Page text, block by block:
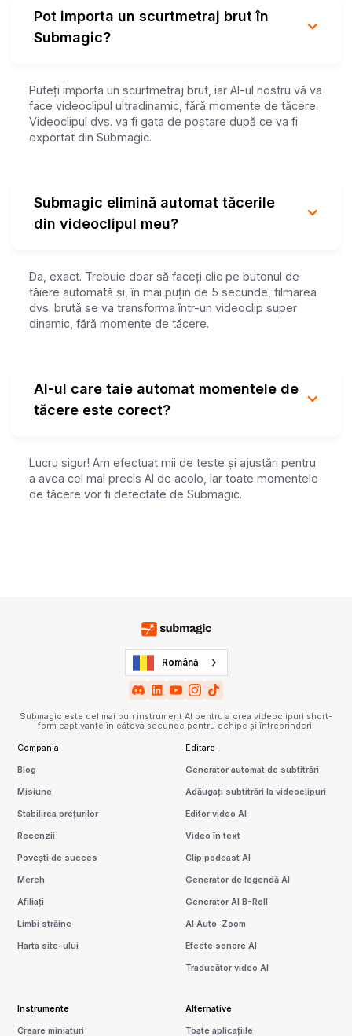
Pot importa un scurtmetraj brut în
Submagic?
Puteți importa un scurtmetraj brut, iar AI-ul nostru vă va
face videoclipul ultradinamic, fără momente de tăcere.
Videoclipul dvs. va fi gata de postare după ce va fi
exportat din Submagic.
Submagic elimină automat tăcerile
din videoclipul meu?
Da, exact. Trebuie doar să faceți clic pe butonul de
tăiere automată și, în mai puțin de 5 secunde, filmarea
dvs. brută se va transforma într-un videoclip super
dinamic, fără momente de tăcere.
AI-ul care taie automat momentele de
tăcere este corect?
Lucru sigur! Am efectuat mii de teste și ajustări pentru
a avea cel mai precis AI de acolo, iar toate momentele
de tăcere vor fi detectate de Submagic.
Română
Submagic este cel mai bun instrument AI pentru a crea videoclipuri short-
form captivante în câteva secunde pentru echipe și întreprinderi.
Compania
Blog
Misiune
Stabilirea prețurilor
Recenzii
Povești de succes
Merch
Afiliați
Limbi străine
Harta site-ului
Editare
Generator automat de subtitrări
Adăugați subtitrări la videoclipuri
Editor video AI
Video în text
Clip podcast AI
Generator de legendă AI
Generator AI B-Roll
AI Auto-Zoom
Efecte sonore AI
Traducător video AI
Instrumente
Creare miniaturi
Alternative
Toate aplicațiile